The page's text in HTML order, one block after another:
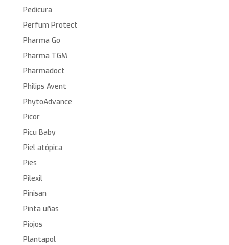
Pedicura
Perfum Protect
Pharma Go
Pharma TGM
Pharmadoct
Philips Avent
PhytoAdvance
Picor
Picu Baby
Piel atópica
Pies
Pilexil
Pinisan
Pinta uñas
Piojos
Plantapol